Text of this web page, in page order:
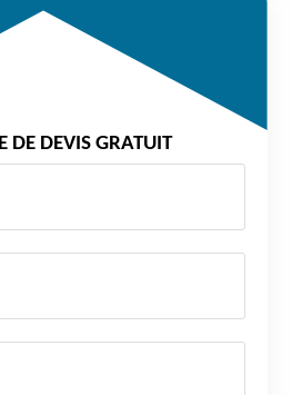
DE DEVIS GRATUIT